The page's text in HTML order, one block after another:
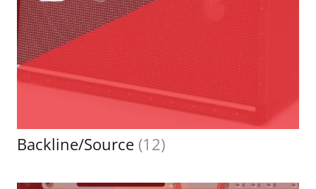
Backline/Source (12)